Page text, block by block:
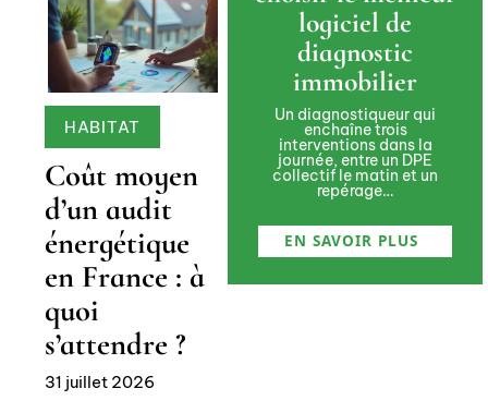
HABITAT
Coût moyen
d’un audit
énergétique
en France : à
quoi
s’attendre ?
31 juillet 2026
logiciel de
diagnostic
immobilier
Un diagnostiqueur qui
enchaîne trois
interventions dans la
journée, entre un DPE
collectif le matin et un
repérage…
EN SAVOIR PLUS